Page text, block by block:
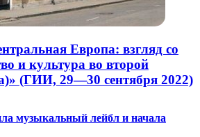
Европа: взгляд со
и культура во второй
(ГИИ, 29—30 сентября 2022)
музыкальный лейбл и начала